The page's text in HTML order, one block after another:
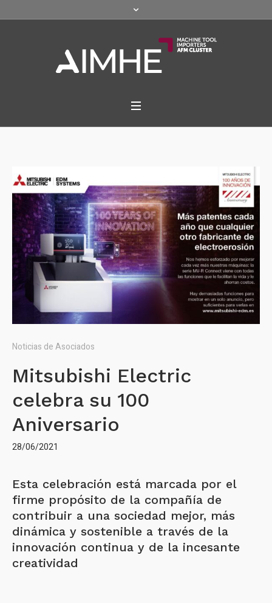
Noticias de Asociados
Mitsubishi Electric
celebra su 100
Aniversario
28/06/2021
Esta celebración está marcada por el
firme propósito de la compañía de
contribuir a una sociedad mejor, más
dinámica y sostenible a través de la
innovación continua y de la incesante
creatividad